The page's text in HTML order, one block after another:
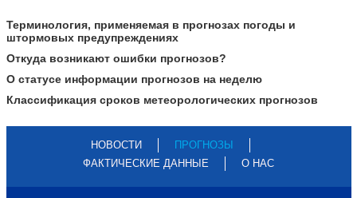
Терминология, применяемая в прогнозах погоды и
штормовых предупреждениях
Откуда возникают ошибки прогнозов?
О статусе информации прогнозов на неделю
Классификация сроков метеорологических прогнозов
НОВОСТИ
ПРОГНОЗЫ
ФАКТИЧЕСКИЕ ДАННЫЕ
О НАС